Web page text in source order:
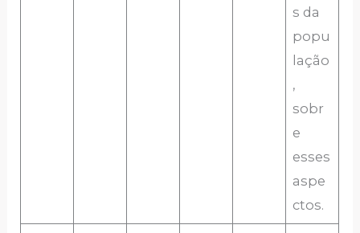
s da
popu
lação
,
sobr
e
esses
aspe
ctos.